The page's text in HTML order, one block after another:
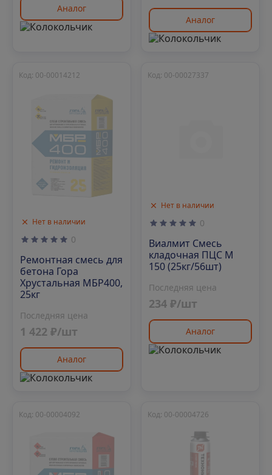
Аналог
Аналог
Нет в наличии
Код: 00-00014212
0
Ремонтная смесь для
бетона Гора
Хрустальная МБР400,
25кг
Последняя цена
1 422 ₽/шт
Аналог
Нет в наличии
Код: 00-00027337
0
Виалмит Смесь
кладочная ПЦС М
150 (25кг/56шт)
Последняя цена
234 ₽/шт
Аналог
Код: 00-00004092 Код: 00-00004726